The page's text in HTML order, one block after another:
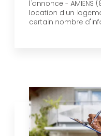
l'annonce - AMIENS
location d'un
certain nombre